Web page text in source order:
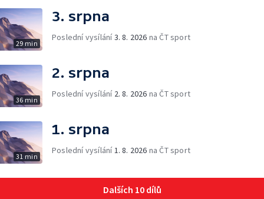
29 min
3. srpna
Poslední vysílání3. 8. 2026 na ČT sport
36 min
2. srpna
Poslední vysílání 2. 8. 2026 na ČT sport
31 min
1. srpna
Poslední vysílání 1. 8. 2026 na ČT sport
Dalších 10 dílů